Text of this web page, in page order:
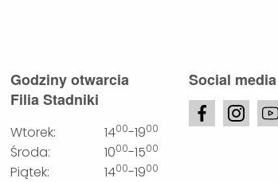
Godziny otwarcia
Filia Stadniki
Wtorek: 1400-1900
Środa: 1000-1500
Piątek: 1400-1900
Social media